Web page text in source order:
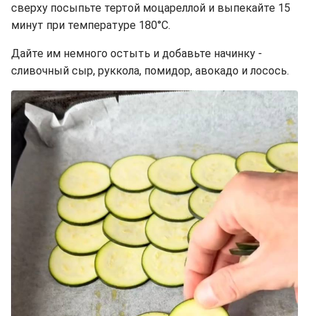
сверху посыпьте тертой моцареллой и выпекайте 15
минут при температуре 180°C.
Дайте им немного остыть и добавьте начинку -
сливочный сыр, руккола, помидор, авокадо и лосось.